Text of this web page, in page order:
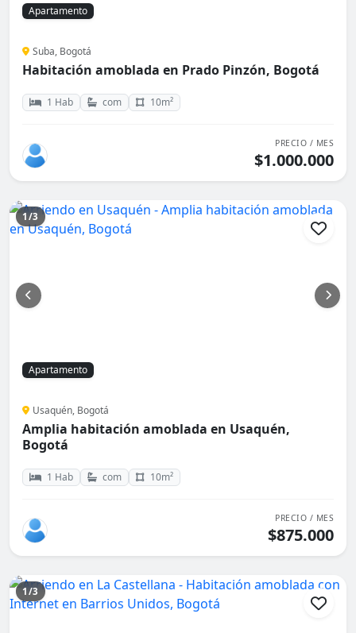
Apartamento
Suba, Bogotá
Habitación amoblada en Prado Pinzón, Bogotá
1 Hab com 10m²
PRECIO / MES
$1.000.000
1/3
Apartamento
Usaquén, Bogotá
Amplia habitación amoblada en Usaquén,
Bogotá
1 Hab com 10m²
PRECIO / MES
$875.000
1/3